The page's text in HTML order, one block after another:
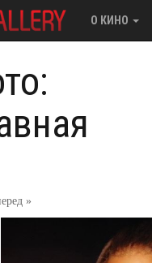
О КИНО
»